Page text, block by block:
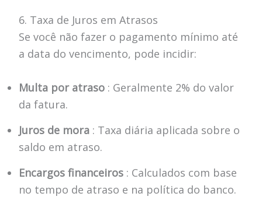
6. Taxa de Juros em Atrasos
Se você não fazer o pagamento mínimo até
a data do vencimento, pode incidir:
Multa por atraso: Geralmente 2% do valor
da fatura.
Juros de mora: Taxa diária aplicada sobre o
saldo em atraso.
Encargos financeiros: Calculados com base
no tempo de atraso e na política do banco.